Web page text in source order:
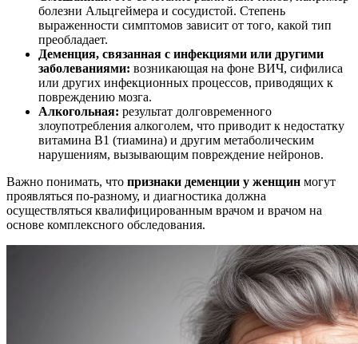
болезни Альцгеймера и сосудистой. Степень
выраженности симптомов зависит от того, какой тип
преобладает.
Деменция, связанная с инфекциями или другими
заболеваниями: возникающая на фоне ВИЧ, сифилиса
или других инфекционных процессов, приводящих к
повреждению мозга.
Алкогольная: результат долговременного
злоупотребления алкоголем, что приводит к недостатку
витамина B1 (тиамина) и другим метаболическим
нарушениям, вызывающим повреждение нейронов.
Важно понимать, что признаки деменции у женщин могут
проявляться по-разному, и диагностика должна
осуществляться квалифицированным врачом и врачом на
основе комплексного обследования.